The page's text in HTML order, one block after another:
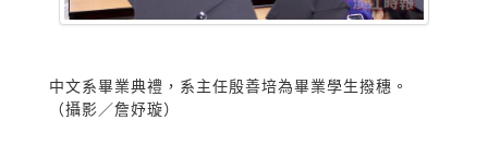
中文系畢業典禮，系主任殷善培為畢業學生撥穗。
（攝影／詹妤璇）